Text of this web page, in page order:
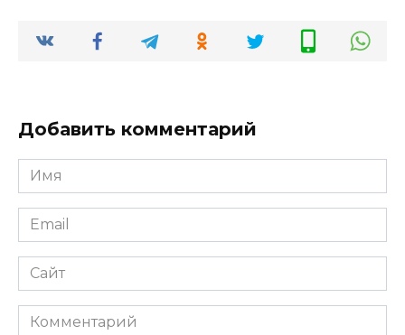
Добавить комментарий
Имя
Email
Сайт
Комментарий